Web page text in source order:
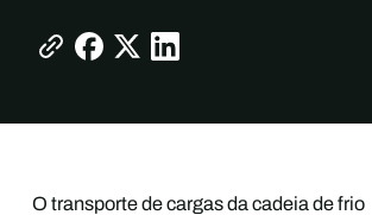
O transporte de cargas da cadeia de frio